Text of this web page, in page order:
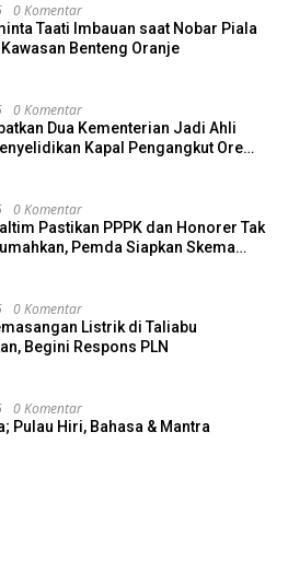
0 Komentar
Taati Imbauan saat Nobar Piala
Benteng Oranje
0 Komentar
Dua Kementerian Jadi Ahli
Kapal Pengangkut Ore
0 Komentar
Pastikan PPPK dan Honorer Tak
Pemda Siapkan Skema
0 Komentar
Listrik di Taliabu
Begini Respons PLN
0 Komentar
Pulau Hiri, Bahasa & Mantra